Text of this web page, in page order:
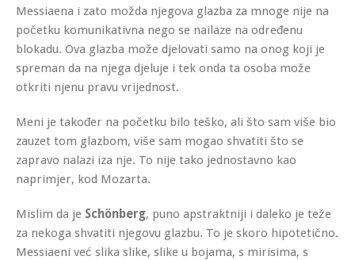
Messiaena i zato možda njegova glazba za mnoge nije na
početku komunikativna nego se nailaze na određenu
blokadu. Ova glazba može djelovati samo na onog koji je
spreman da na njega djeluje i tek onda ta osoba može
otkriti njenu pravu vrijednost.
Meni je također na početku bilo teško, ali što sam više bio
zauzet tom glazbom, više sam mogao shvatiti što se
zapravo nalazi iza nje. To nije tako jednostavno kao
naprimjer, kod Mozarta.
Mislim da je Schönberg, puno apstraktniji i daleko je teže
za nekoga shvatiti njegovu glazbu. To je skoro hipotetično.
Messiaeni već slika slike, slike u bojama, s mirisima, s